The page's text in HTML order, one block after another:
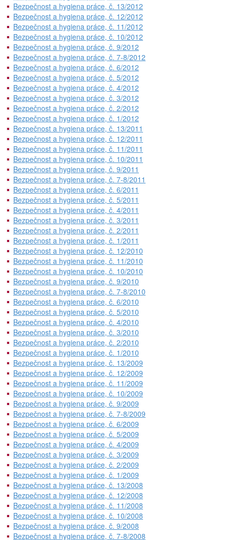
Bezpečnost a hygiena práce, č. 13/2012
Bezpečnost a hygiena práce, č. 12/2012
Bezpečnost a hygiena práce, č. 11/2012
Bezpečnost a hygiena práce, č. 10/2012
Bezpečnost a hygiena práce, č. 9/2012
Bezpečnost a hygiena práce, č. 7-8/2012
Bezpečnost a hygiena práce, č. 6/2012
Bezpečnost a hygiena práce, č. 5/2012
Bezpečnost a hygiena práce, č. 4/2012
Bezpečnost a hygiena práce, č. 3/2012
Bezpečnost a hygiena práce, č. 2/2012
Bezpečnost a hygiena práce, č. 1/2012
Bezpečnost a hygiena práce, č. 13/2011
Bezpečnost a hygiena práce, č. 12/2011
Bezpečnost a hygiena práce, č. 11/2011
Bezpečnost a hygiena práce, č. 10/2011
Bezpečnost a hygiena práce, č. 9/2011
Bezpečnost a hygiena práce, č. 7-8/2011
Bezpečnost a hygiena práce, č. 6/2011
Bezpečnost a hygiena práce, č. 5/2011
Bezpečnost a hygiena práce, č. 4/2011
Bezpečnost a hygiena práce, č. 3/2011
Bezpečnost a hygiena práce, č. 2/2011
Bezpečnost a hygiena práce, č. 1/2011
Bezpečnost a hygiena práce, č. 12/2010
Bezpečnost a hygiena práce, č. 11/2010
Bezpečnost a hygiena práce, č. 10/2010
Bezpečnost a hygiena práce, č. 9/2010
Bezpečnost a hygiena práce, č. 7-8/2010
Bezpečnost a hygiena práce, č. 6/2010
Bezpečnost a hygiena práce, č. 5/2010
Bezpečnost a hygiena práce, č. 4/2010
Bezpečnost a hygiena práce, č. 3/2010
Bezpečnost a hygiena práce, č. 2/2010
Bezpečnost a hygiena práce, č. 1/2010
Bezpečnost a hygiena práce, č. 13/2009
Bezpečnost a hygiena práce, č. 12/2009
Bezpečnost a hygiena práce, č. 11/2009
Bezpečnost a hygiena práce, č. 10/2009
Bezpečnost a hygiena práce, č. 9/2009
Bezpečnost a hygiena práce, č. 7-8/2009
Bezpečnost a hygiena práce, č. 6/2009
Bezpečnost a hygiena práce, č. 5/2009
Bezpečnost a hygiena práce, č. 4/2009
Bezpečnost a hygiena práce, č. 3/2009
Bezpečnost a hygiena práce, č. 2/2009
Bezpečnost a hygiena práce, č. 1/2009
Bezpečnost a hygiena práce, č. 13/2008
Bezpečnost a hygiena práce, č. 12/2008
Bezpečnost a hygiena práce, č. 11/2008
Bezpečnost a hygiena práce, č. 10/2008
Bezpečnost a hygiena práce, č. 9/2008
Bezpečnost a hygiena práce, č. 7-8/2008